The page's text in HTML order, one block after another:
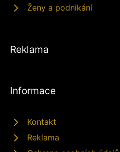
Ženy a podnikání
Reklama
Informace
Kontakt
Reklama